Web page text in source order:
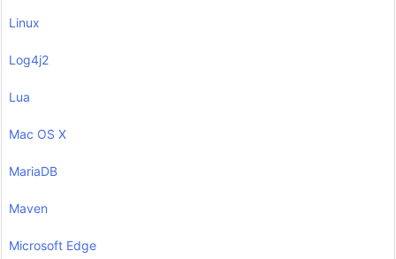
Linux
Log4j2
Lua
Mac OS X
MariaDB
Maven
Microsoft Edge